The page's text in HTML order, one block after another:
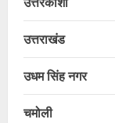
उत्तराखंड
उधम सिंह नगर
चमोली